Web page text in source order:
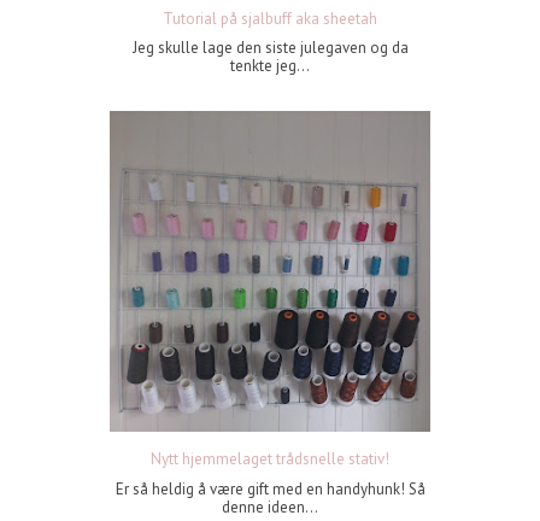
Tutorial på sjalbuff aka sheetah
Jeg skulle lage den siste julegaven og da
tenkte jeg...
Nytt hjemmelaget trådsnelle stativ!
Er så heldig å være gift med en handyhunk! Så
denne ideen...